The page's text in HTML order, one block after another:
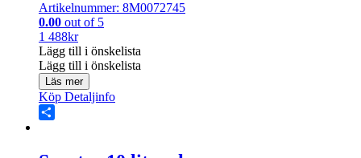
Artikelnummer: 8M0072745
0.00 out of 5
1 488kr
Lägg till i önskelista
Lägg till i önskelista
Läs mer
Köp Detaljinfo